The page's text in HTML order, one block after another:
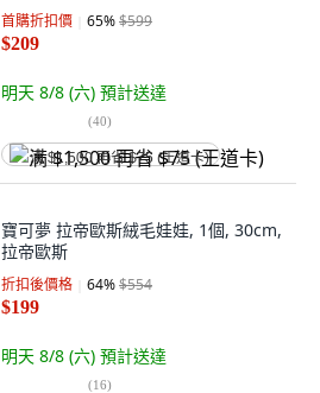
首購折扣價 65%$599
$209
明天 8/8 (六) 預計送達
(40)
满 $1,500 再省 $75 (王道卡)
寶可夢 拉帝歐斯絨毛娃娃, 1個, 30cm,
拉帝歐斯
折扣後價格 64%$554
$199
明天 8/8 (六) 預計送達
(16)